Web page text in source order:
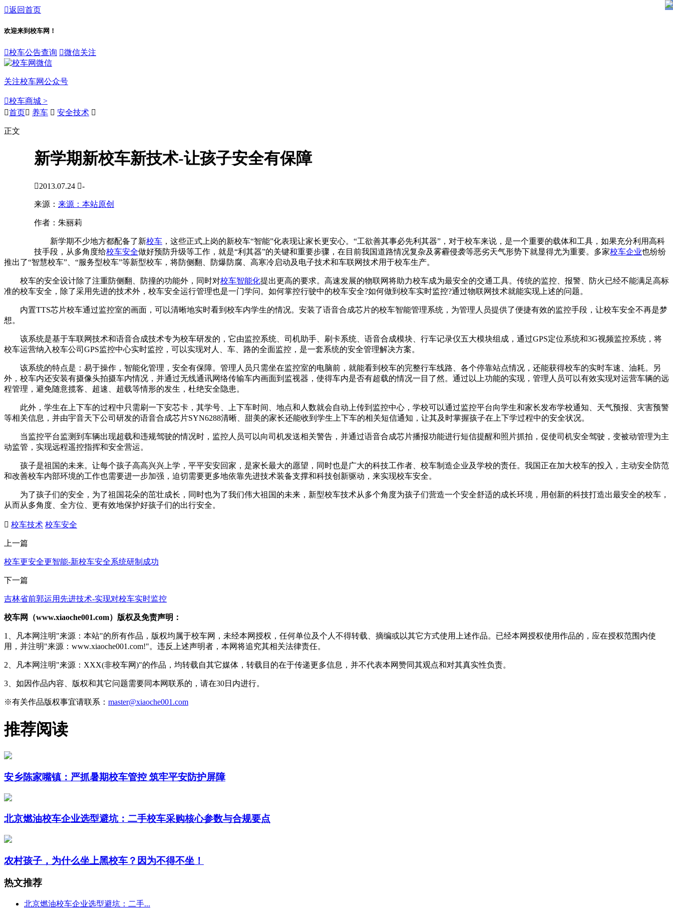
返回首页
欢迎来到校车网！
校车公告查询 微信关注
关注校车网公众号
校车商城 >
首页 养车  安全技术 
正文
新学期新校车新技术-让孩子安全有保障
2013.07.24 -
来源： 来源：本站原创
作者： 朱丽莉
新学期不少地方都配备了新校车 ，这些正式上岗的新校车“智能”化表现让家长更安心。“工欲善其事必先利其器”，对于校车来说，是一个重要的载体和工具，如果充分利用高科
技手段，从多角度给校车安全做好预防升级等工作，就是“利其器”的关键和重要步骤，在目前我国道路情况复杂及雾霾侵袭等恶劣天气形势下就显得尤为重要。多家校车企业也纷纷
推出了“智慧校车”、“服务型校车”等新型校车，将防侧翻、防爆防腐、高寒冷启动及电子技术和车联网技术用于校车生产。
校车的安全设计除了注重防侧翻、防撞的功能外，同时对校车智能化提出更高的要求。高速发展的物联网将助力校车成为最安全的交通工具。传统的监控、报警、防火已经不能满足高标
准的校车安全，除了采用先进的技术外，校车安全运行管理也是一门学问。如何掌控行驶中的校车安全?如何做到校车实时监控?通过物联网技术就能实现上述的问题。
内置TTS芯片校车通过监控室的画面，可以清晰地实时看到校车内学生的情况。安装了语音合成芯片的校车智能管理系统，为管理人员提供了便捷有效的监控手段，让校车安全不再是梦
想。
该系统是基于车联网技术和语音合成技术专为校车研发的，它由监控系统、司机助手、刷卡系统、语音合成模块、行车记录仪五大模块组成，通过GPS定位系统和3G视频监控系统，将
校车运营纳入校车公司GPS监控中心实时监控，可以实现对人、车、路的全面监控，是一套系统的安全管理解决方案。
该系统的特点是：易于操作，智能化管理，安全有保障。管理人员只需坐在监控室的电脑前，就能看到校车的完整行车线路、各个停靠站点情况，还能获得校车的实时车速、油耗。另
外，校车内还安装有摄像头拍摄车内情况，并通过无线通讯网络传输车内画面到监视器，使得车内是否有超载的情况一目了然。通过以上功能的实现，管理人员可以有效实现对运营车辆的远
程管理，避免随意揽客、超速、超载等情形的发生，杜绝安全隐患。
此外，学生在上下车的过程中只需刷一下安芯卡，其学号、上下车时间、地点和人数就会自动上传到监控中心，学校可以通过监控平台向学生和家长发布学校通知、天气预报、灾害预警
等相关信息，并由宇音天下公司研发的语音合成芯片SYN6288清晰、甜美的家长还能收到学生上下车的相关短信通知，让其及时掌握孩子在上下学过程中的安全状况。
当监控平台监测到车辆出现超载和违规驾驶的情况时，监控人员可以向司机发送相关警告，并通过语音合成芯片播报功能进行短信提醒和照片抓拍，促使司机安全驾驶，变被动管理为主
动监管，实现远程遥控指挥和安全营运。
孩子是祖国的未来。让每个孩子高高兴兴上学，平平安安回家，是家长最大的愿望，同时也是广大的科技工作者、校车制造企业及学校的责任。我国正在加大校车的投入，主动安全防范
和改善校车内部环境的工作也需要进一步加强，迫切需要更多地依靠先进技术装备支撑和科技创新驱动，来实现校车安全。
为了孩子们的安全，为了祖国花朵的茁壮成长，同时也为了我们伟大祖国的未来，新型校车技术从多个角度为孩子们营造一个安全舒适的成长环境，用创新的科技打造出最安全的校车，
从而从多角度、全方位、更有效地保护好孩子们的出行安全。
 校车技术 校车安全
上一篇
校车更安全更智能-新校车安全系统研制成功
下一篇
吉林省前郭运用先进技术-实现对校车实时监控
校车网（www.xiaoche001.com）版权及免责声明：
1、凡本网注明"来源：本站"的所有作品，版权均属于校车网，未经本网授权，任何单位及个人不得转载、摘编或以其它方式使用上述作品。已经本网授权使用作品的，应在授权范围内使
用，并注明"来源：www.xiaoche001.com!"。违反上述声明者，本网将追究其相关法律责任。
2、凡本网注明"来源：XXX(非校车网)"的作品，均转载自其它媒体，转载目的在于传递更多信息，并不代表本网赞同其观点和对其真实性负责。
3、如因作品内容、版权和其它问题需要同本网联系的，请在30日内进行。
※有关作品版权事宜请联系： master@xiaoche001.com
推荐阅读
安乡陈家嘴镇：严抓暑期校车管控 筑牢平安防护屏障
北京燃油校车企业选型避坑：二手校车采购核心参数与合规要点
农村孩子，为什么坐上黑校车？因为不得不坐！
热文推荐
北京燃油校车企业选型避坑：二手...